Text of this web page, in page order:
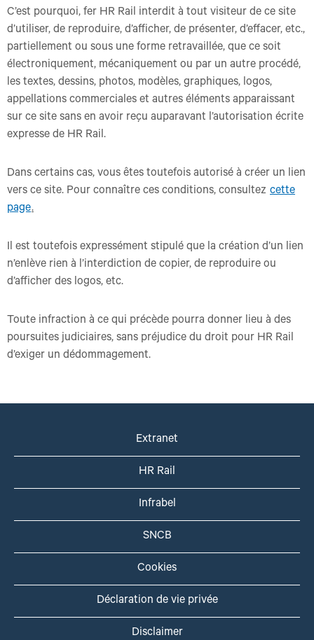
C’est pourquoi, fer HR Rail interdit à tout visiteur de ce site
d’utiliser, de reproduire, d’afficher, de présenter, d’effacer, etc.,
partiellement ou sous une forme retravaillée, que ce soit
électroniquement, mécaniquement ou par un autre procédé,
les textes, dessins, photos, modèles, graphiques, logos,
appellations commerciales et autres éléments apparaissant
sur ce site sans en avoir reçu auparavant l’autorisation écrite
expresse de HR Rail.
Dans certains cas, vous êtes toutefois autorisé à créer un lien
vers ce site. Pour connaître ces conditions, consultez cette
page.
Il est toutefois expressément stipulé que la création d’un lien
n’enlève rien à l’interdiction de copier, de reproduire ou
d’afficher des logos, etc.
Toute infraction à ce qui précède pourra donner lieu à des
poursuites judiciaires, sans préjudice du droit pour HR Rail
d’exiger un dédommagement.
Extranet
HR Rail
Infrabel
SNCB
Cookies
Déclaration de vie privée
Disclaimer